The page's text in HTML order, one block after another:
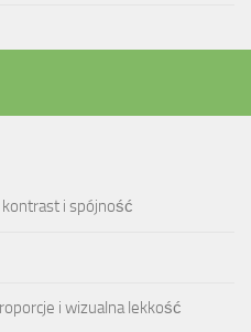
i spójność
i wizualna lekkość